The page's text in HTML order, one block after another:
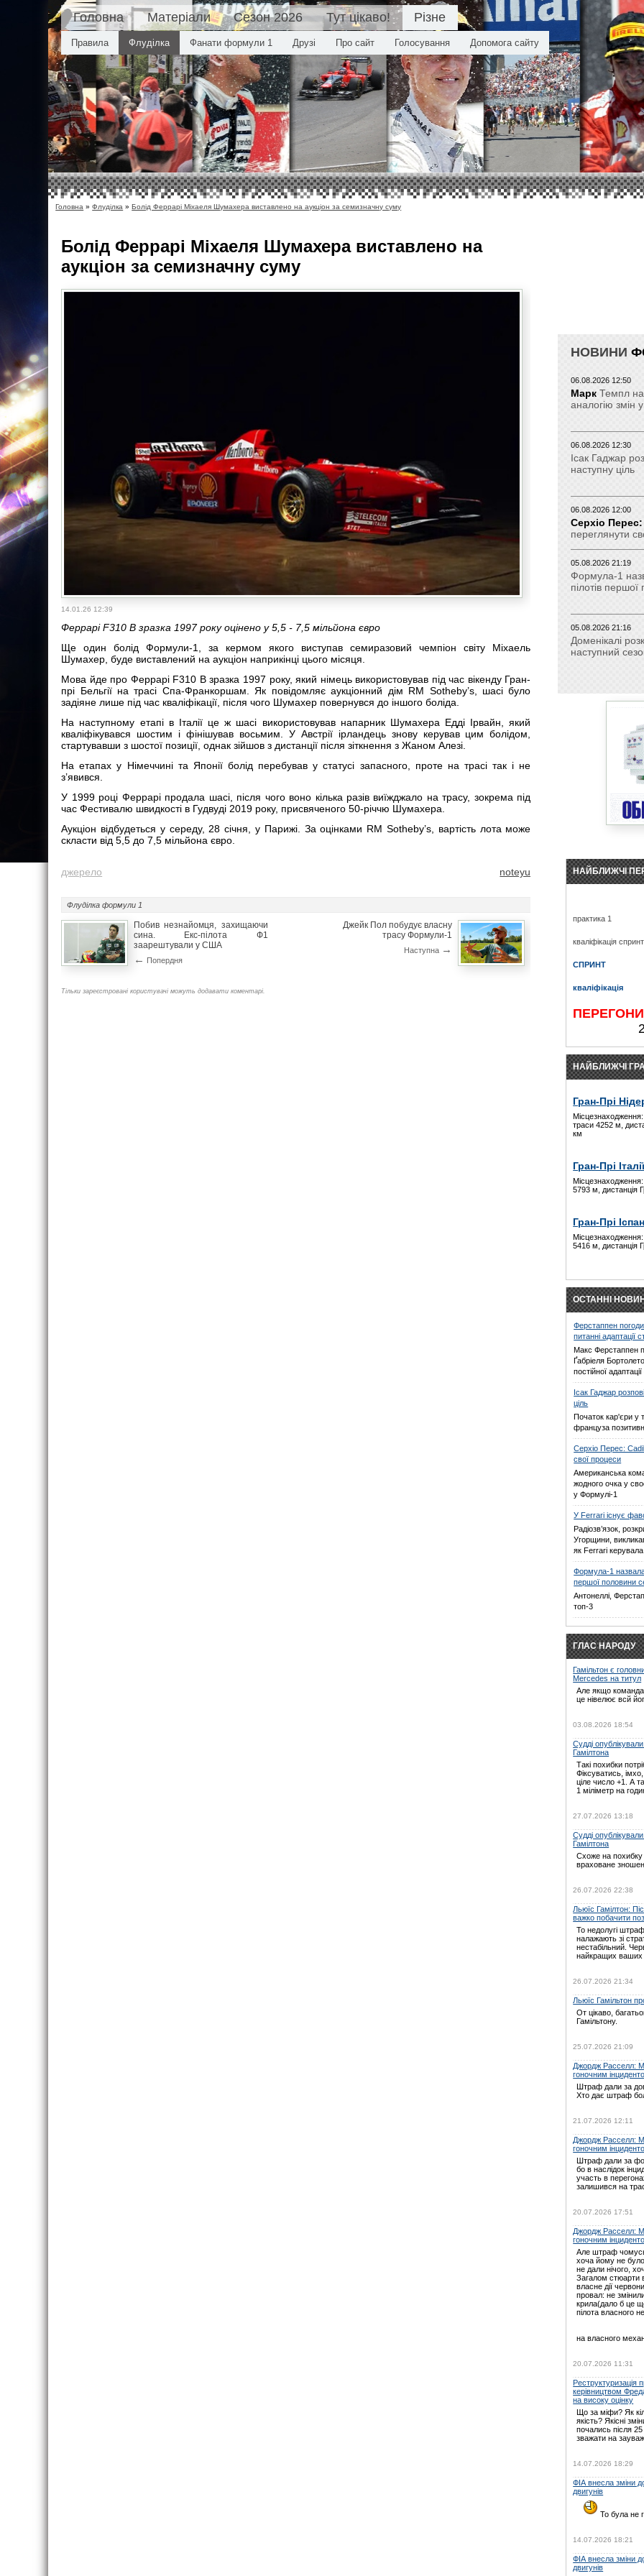
Головна Матеріали Сезон 2026 Тут цікаво! Різне
Правила Флуділка Фанати формули 1 Друзі Про сайт Голосування Допомога сайту
Головна »Флуділка »Болід Феррарі Міхаеля Шумахера виставлено на аукціон за семизначну суму
Болід Феррарі Міхаеля Шумахера виставлено на
аукціон за семизначну суму
14.01.26 12:39
Феррарі F310 B зразка 1997 року оцінено у 5,5 - 7,5 мільйона євро
Ще один болід Формули-1, за кермом якого виступав семиразовий чемпіон світу Міхаель
Шумахер, буде виставлений на аукціон наприкінці цього місяця.
Мова йде про Феррарі F310 B зразка 1997 року, який німець використовував під час вікенду Гран-
прі Бельгії на трасі Спа-Франкоршам. Як повідомляє аукціонний дім RM Sotheby’s, шасі було
задіяне лише під час кваліфікації, після чого Шумахер повернувся до іншого боліда.
На наступному етапі в Італії це ж шасі використовував напарник Шумахера Едді Ірвайн, який
кваліфікувався шостим і фінішував восьмим. У Австрії ірландець знову керував цим болідом,
стартувавши з шостої позиції, однак зійшов з дистанції після зіткнення з Жаном Алезі.
На етапах у Німеччині та Японії болід перебував у статусі запасного, проте на трасі так і не
з’явився.
У 1999 році Феррарі продала шасі, після чого воно кілька разів виїжджало на трасу, зокрема під
час Фестивалю швидкості в Гудвуді 2019 року, присвяченого 50-річчю Шумахера.
Аукціон відбудеться у середу, 28 січня, у Парижі. За оцінками RM Sotheby’s, вартість лота може
скласти від 5,5 до 7,5 мільйона євро.
джерело noteyu
Флуділкаформули 1
Побив незнайомця, захищаючи
сина. Екс-пілота Ф1
заарештували у США
← Попердня
Джейк Пол побудує власну
трасу Формули-1
Наступна →
Тільки зареєстровані користувачі можуть додавати коментарі.
НОВИНИ
06.08.2026 12:50
Марк Темпл
аналогію змін
06.08.2026 12:30
Ісак Гаджар
наступну ціль
06.08.2026 12:00
Серхіо Перес:
переглянути
05.08.2026 21:19
Формула-1
пілотів
05.08.2026 21:16
Доменікалі
наступний
НАЙБЛИЖЧІ
практика 1
кваліфікація спринт
СПРИНТ
кваліфікація
ПЕРЕГОНИ
НАЙБЛИЖЧІ
Гран-Прі
траси 4252 м,
км
Гран-Прі
5793 м, дистанція
Гран-Прі
5416 м, дистанція
ОСТАННІ
Ферстаппен
питанні адаптації
Макс Ферстаппен
Ґабріеля
постійної
Ісак Гаджар
ціль
Початок кар'єри у
француза
Серхіо Перес:
свої процеси
Американська
жодного очка у
у Формулі-1
У Ferrari існує
Радіозв’язок,
Угорщини,
як Ferrari
Формула-1
першої половини
Антонеллі,
топ-3
ГЛАС НАРОДУ
Гамільтон є
Mercedes на титул
Але якщо команда
це нівелює всй
03.08.2026 18:54
Судді
Гамілтона
Такі похибки
Фіксуватись,
ціле число +1. А
1 міліметр на
27.07.2026 13:18
Судді
Гамілтона
Схоже на похибку
враховане
26.07.2026 22:38
Льюїс Гамілтон:
важко побачити
То недолугі
налажають зі
нестабільний.
найкращих
26.07.2026 21:34
Льюїс Гамільтон
От цікаво,
Гамільтону.
25.07.2026 21:09
Джордж Расселл:
гоночним
Штраф дали за
Хто дає штраф
21.07.2026 12:11
Джордж Расселл:
гоночним
Штраф дали за
бо в наслідок
участь в
залишився на
20.07.2026 17:51
Джордж Расселл:
гоночним
Але штраф чомусь
хоча йому не
не дали нічого,
Загалом стюарти
власне дії
провал: не
крила(дало б це
пілота власного
на власного
20.07.2026 11:31
Реструктуризація
керівництвом
на високу оцінку
Що за міфи? Як
якість? Якісні
почались після
зважати на
14.07.2026 18:29
ФІА внесла зміни
двигунів
То була не
14.07.2026 18:21
ФІА внесла зміни
двигунів